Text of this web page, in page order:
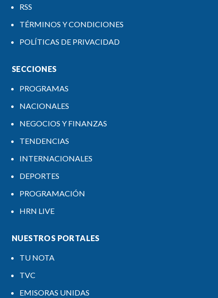
RSS
TÉRMINOS Y CONDICIONES
POLÍTICAS DE PRIVACIDAD
SECCIONES
PROGRAMAS
NACIONALES
NEGOCIOS Y FINANZAS
TENDENCIAS
INTERNACIONALES
DEPORTES
PROGRAMACIÓN
HRN LIVE
NUESTROS PORTALES
TU NOTA
TVC
EMISORAS UNIDAS